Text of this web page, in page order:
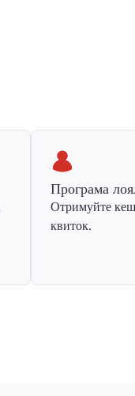
Програма
Отримуйте
квиток.